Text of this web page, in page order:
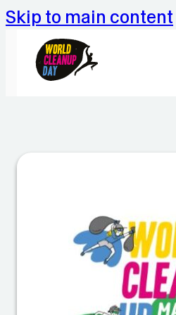
Skip to main content